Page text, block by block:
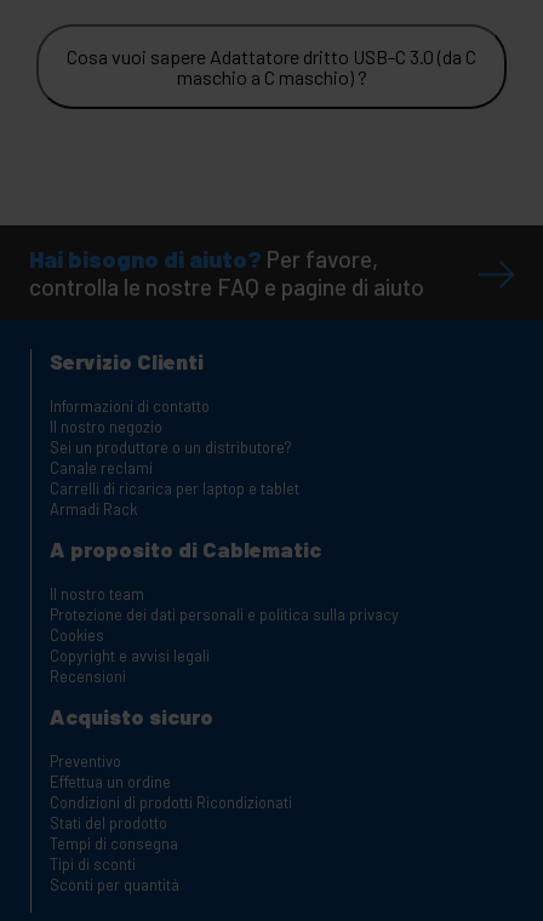
Cosa vuoi sapere Adattatore dritto USB-C 3.0 (da C
maschio a C maschio) ?
Hai bisogno di aiuto? Per favore,
controlla le nostre FAQ e pagine di aiuto
Servizio Clienti
Informazioni di contatto
Il nostro negozio
Sei un produttore o un distributore?
Canale reclami
Carrelli di ricarica per laptop e tablet
Armadi Rack
A proposito di Cablematic
Il nostro team
Protezione dei dati personali e politica sulla privacy
Cookies
Copyright e avvisi legali
Recensioni
Acquisto sicuro
Preventivo
Effettua un ordine
Condizioni di prodotti Ricondizionati
Stati del prodotto
Tempi di consegna
Tipi di sconti
Sconti per quantità